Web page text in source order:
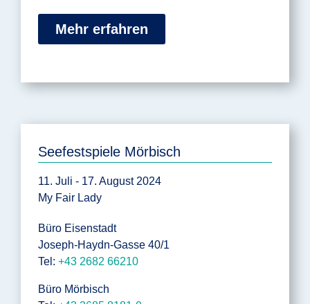
Mehr erfahren
Seefestspiele Mörbisch
11. Juli - 17. August 2024
My Fair Lady
Büro Eisenstadt
Joseph-Haydn-Gasse 40/1
Tel: +43 2682 66210
Büro Mörbisch